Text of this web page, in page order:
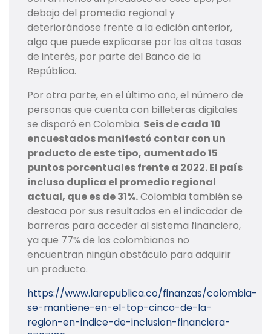
debajo del promedio regional y
deteriorándose frente a la edición anterior,
algo que puede explicarse por las altas tasas
de interés, por parte del Banco de la
República.
Por otra parte, en el último año, el número de
personas que cuenta con billeteras digitales
se disparó en Colombia. Seis de cada 10
encuestados manifestó contar con un
producto de este tipo, aumentado 15
puntos porcentuales frente a 2022. El país
incluso duplica el promedio regional
actual, que es de 31%.Colombia también se
destaca por sus resultados en el indicador de
barreras para acceder al sistema financiero,
ya que 77% de los colombianos no
encuentran ningún obstáculo para adquirir
un producto.
https://www.larepublica.co/finanzas/colombia-
se-mantiene-en-el-top-cinco-de-la-
region-en-indice-de-inclusion-financiera-